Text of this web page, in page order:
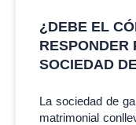
¿DEBE EL
RESPONDER
SOCIEDAD
La sociedad de
matrimonial